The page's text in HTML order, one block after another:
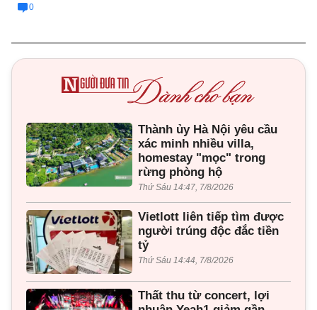
0
Thành ủy Hà Nội yêu cầu
xác minh nhiều villa,
homestay "mọc" trong
rừng phòng hộ
Thứ Sáu 14:47, 7/8/2026
Vietlott liên tiếp tìm được
người trúng độc đắc tiền
tỷ
Thứ Sáu 14:44, 7/8/2026
Thất thu từ concert, lợi